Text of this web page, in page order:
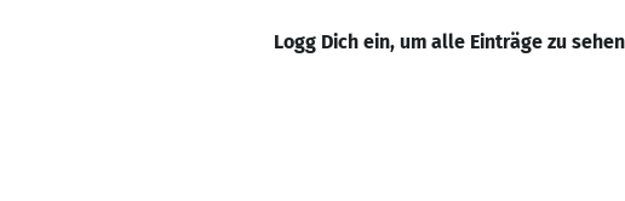
Logg Dich ein, um alle Einträge zu